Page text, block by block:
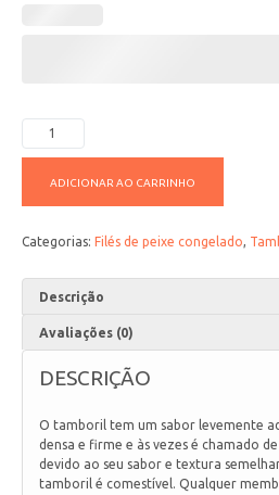
ADICIONAR AO CARRINHO
Categorias: Filés de peixe congelado,
Descrição
Avaliações (0)
DESCRIÇÃO
O tamboril tem um sabor levemente
densa e firme e às vezes é chamado
devido ao seu sabor e textura
tamboril é comestível. Qualquer